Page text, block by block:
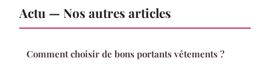
Actu — Nos autres articles
Comment choisir de bons portants vêtements ?